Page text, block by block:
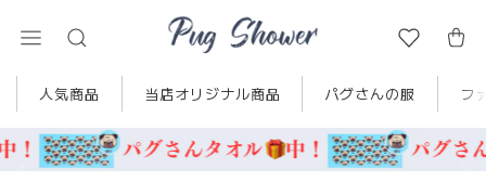
人気商品 当店オリジナル商品 パグさんの服 フ